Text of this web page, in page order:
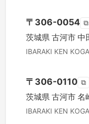
〒 306-0054 ⧉
茨城県 古河市 中
IBARAKI KEN
〒 306-0110 ⧉
茨城県 古河市 名
IBARAKI KEN